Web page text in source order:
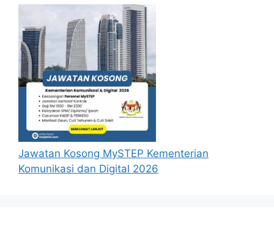
Jawatan Kosong MySTEP Kementerian
Komunikasi dan Digital 2026